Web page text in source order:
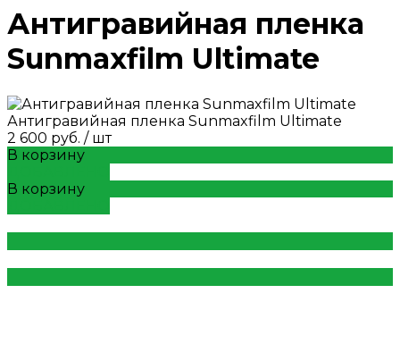
Антигравийная пленка
Sunmaxfilm Ultimate
Антигравийная пленка Sunmaxfilm Ultimate
2 600 руб. / шт
В корзину
В корзину